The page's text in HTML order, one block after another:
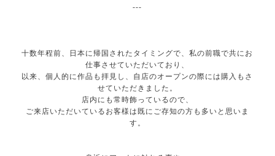
---
十数年程前、日本に帰国されたタイミングで、私の前職で共にお
仕事させていただいており、
以来、個人的に作品も拝見し、自店のオープンの際には購入もさ
せていただきました。
店内にも常時飾っているので、
ご来店いただいているお客様は既にご存知の方も多いと思いま
す。